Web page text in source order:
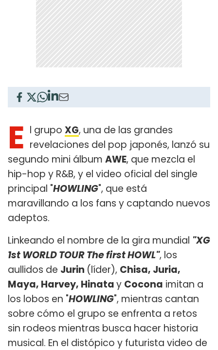
E l grupo XG, una de las grandes
revelaciones del pop japonés, lanzó su
segundo mini álbum AWE, que mezcla el
hip-hop y R&B, y el video oficial del single
principal "HOWLING", que está
maravillando a los fans y captando nuevos
adeptos.
Linkeando el nombre de la gira mundial "XG
1st WORLD TOUR The first HOWL", los
aullidos de Jurin (líder), Chisa, Juria,
Maya, Harvey, Hinatay Cocona imitan a
los lobos en "HOWLING", mientras cantan
sobre cómo el grupo se enfrenta a retos
sin rodeos mientras busca hacer historia
musical. En el distópico y futurista video de